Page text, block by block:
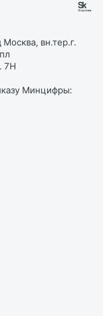
вн.тер.г.
7Н
Минцифры: